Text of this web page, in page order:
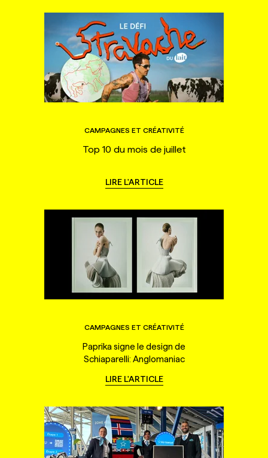
CAMPAGNES ET CRÉATIVITÉ
Top 10 du mois de juillet
LIRE L'ARTICLE
CAMPAGNES ET CRÉATIVITÉ
Paprika signe le design de
Schiaparelli: Anglomaniac
LIRE L'ARTICLE